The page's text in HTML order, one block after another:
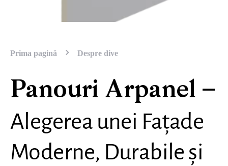
Prima pagină Despre dive
Panouri Arpanel –
Alegerea unei Fațade
Moderne, Durabile și